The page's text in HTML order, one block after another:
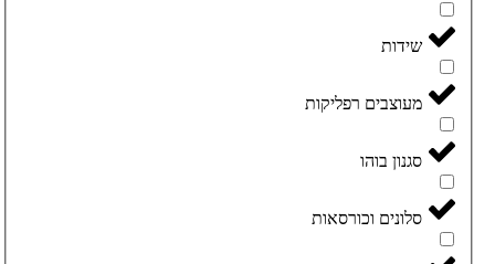
שידות
מעוצבים רפליקות
סגנון בוהו
סלונים וכורסאות